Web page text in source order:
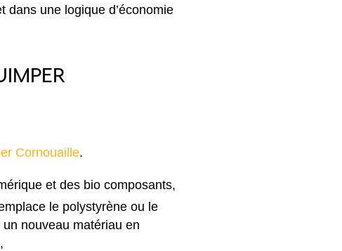
dans une logique d’économie
Cornouaille.
et des bio composants,
le polystyrène ou le
nouveau matériau en